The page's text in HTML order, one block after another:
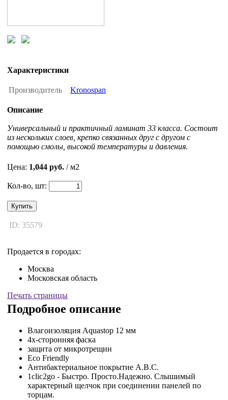
Характеристики
Производитель Kronospan
Описание
Универсальный и практичный ламинат 33 класса. Состоит
из нескольких слоев, крепко связанных друг с другом с
помощью смолы, высокой температуры и давления.
Цена: 1,044 руб. / м2
Кол-во, шт:
Купить
ID: 35579
Продается в городах:
Москва
Московская область
Печать страницы
Подробное описание
Влагоизоляция Aquastop 12 мм
4х-сторонняя фаска
защита от микротрещин
Eco Friendly
Антибактериальное покрытие A.B.C.
1clic2go - Быстро. Просто.Надежно. Слышимый
характерный щелчок при соединении панелей по
торцам.